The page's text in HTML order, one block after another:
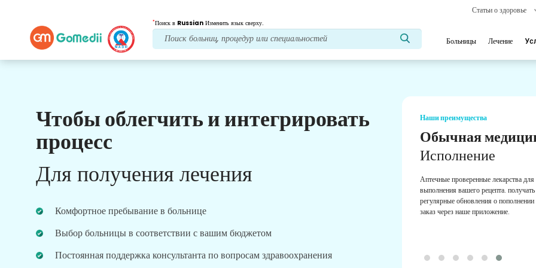
Статьи о здоровье
*Поиск в Russian Изменить язык сверху.
Больницы Лечение
Чтобы облегчить и интегрировать
процесс
Для получения лечения
Комфортное пребывание в больнице
Выбор больницы в соответствии с вашим бюджетом
Постоянная поддержка консультанта по вопросам здравоохранения
Наши преимущества
Многоязычное
приложение
Поддерживать
GoMedii, которое поможет вам лучше и точнее
контролировать и отслеживать процесс лечения.
Наши преимущества
Обычная
Исполнение
Аптечные проверенные лекарства для
выполнения вашего рецепта. получать
регулярные обновления о пополнении
заказ через наше приложение.